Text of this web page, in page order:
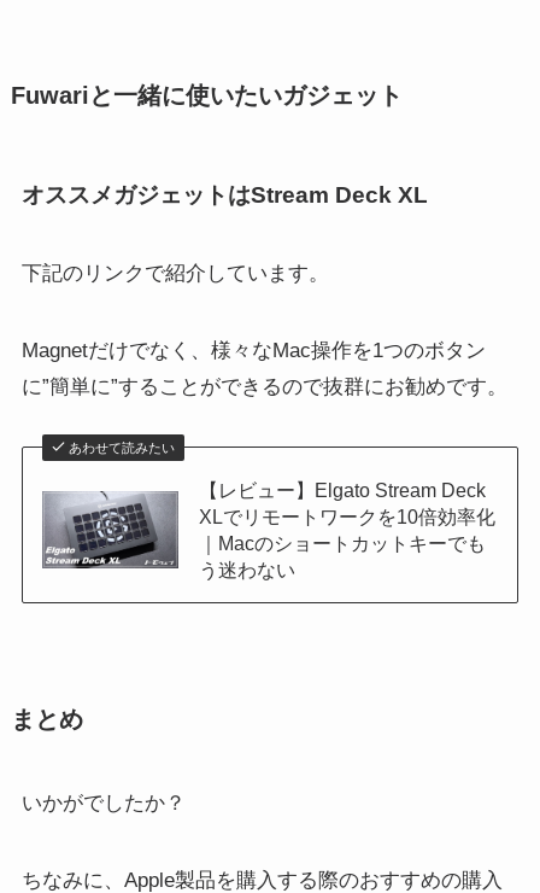
Fuwariと一緒に使いたいガジェット
オススメガジェットはStream Deck XL
下記のリンクで紹介しています。
Magnetだけでなく、様々なMac操作を1つのボタン
に”簡単に”することができるので抜群にお勧めです。
あわせて読みたい
【レビュー】Elgato Stream Deck
XLでリモートワークを10倍効率化
｜Macのショートカットキーでも
う迷わない
まとめ
いかがでしたか？
ちなみに、Apple製品を購入する際のおすすめの購入